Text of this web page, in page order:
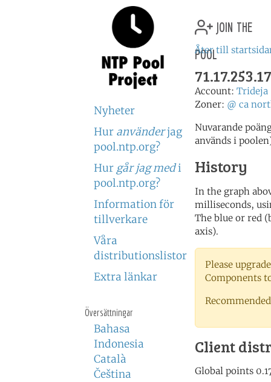
Nyheter
Hur använderjag
pool.ntp.org?
Hur går jag medi
pool.ntp.org?
Information för
tillverkare
Våra
distributionslistor
Extra länkar
Översättningar
Bahasa
Indonesia
Català
Čeština
join the
pool
Åter till
Account: Trideja
Zoner: @ ca
Nuvarande
används i
History
In the graph
milliseconds,
The blue or red
axis).
Please
Components
Client